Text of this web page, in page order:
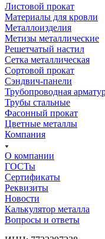
Листовой прокат
Материалы для кровли
Металлоизделия
Метизы металлические
Решетчатый настил
Сетка металлическая
Сортовой прокат
Сэндвич-панели
Трубопроводная
Трубы стальные
Фасонный прокат
Цветные металлы
Компания
О компании
ГОСТы
Сертификаты
Реквизиты
Новости
Калькулятор металла
Вопросы и ответы